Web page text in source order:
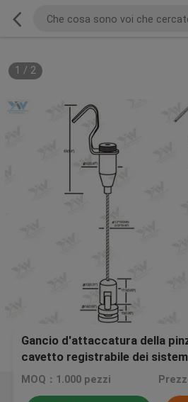
1 / 2
Gancio d'attaccatura della
cavetto registrabile dei
materiale d'ottone
MOQ：1.000 pezzi